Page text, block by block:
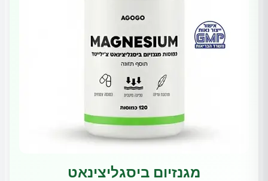
מגנזיום ביסגליצינאט